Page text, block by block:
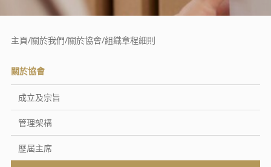
主頁/關於我們/關於協會/組織章程細則
關於協會
成立及宗旨
管理架構
歷屆主席